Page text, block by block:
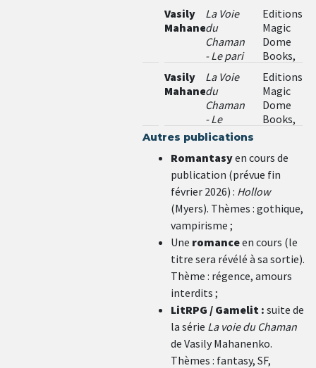
des
condamnés
Vasily
Mahanenko
La Voie
du
Chaman
- Le pari
Kartoss
Editions
Magic
Dome
Books,
Vasily
Mahanenko
La Voie
du
Chaman
- Le
secret
Sombre-
bois
Editions
Magic
Dome
Books,
Autres publications
Romantasyen cours de
publication (prévue fin
février 2026) : Hollow
(Myers). Thèmes : gothique,
vampirisme ;
Une romanceen cours (le
titre sera révélé à sa sortie).
Thème : régence, amours
interdits ;
LitRPG / Gamelit : suite de
la série La voie du Chaman
de Vasily Mahanenko.
Thèmes : fantasy, SF,